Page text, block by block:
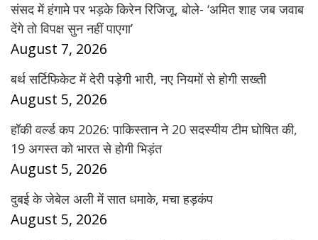
संसद में हंगामे पर भड़के किरेन रिजिजू, बोले- ‘अमित शाह जब जवाब
देंगे तो विपक्ष सुन नहीं पाएगा’
August 7, 2026
बर्थ सर्टिफिकेट में देरी पड़ेगी भारी, नए नियमों से होगी सख्ती
August 5, 2026
हॉकी वर्ल्ड कप 2026: पाकिस्तान ने 20 सदस्यीय टीम घोषित की,
19 अगस्त को भारत से होगी भिड़ंत
August 5, 2026
दुबई के जेबेल अली में सात धमाके, मचा हड़कंप
August 5, 2026